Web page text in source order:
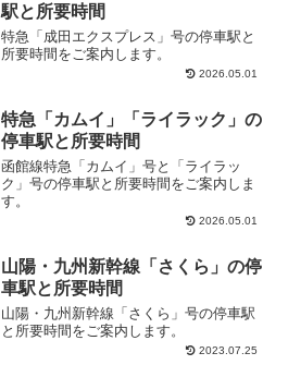
駅と所要時間
特急「成田エクスプレス」号の停車駅と
所要時間をご案内します。
2026.05.01
特急「カムイ」「ライラック」の
停車駅と所要時間
函館線特急「カムイ」号と「ライラッ
ク」号の停車駅と所要時間をご案内しま
す。
2026.05.01
山陽・九州新幹線「さくら」の停
車駅と所要時間
山陽・九州新幹線「さくら」号の停車駅
と所要時間をご案内します。
2023.07.25